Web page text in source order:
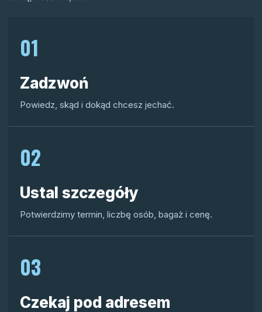
01
Zadzwoń
Powiedz, skąd i dokąd chcesz jechać.
02
Ustal szczegóły
Potwierdzimy termin, liczbę osób, bagaż i cenę.
03
Czekaj pod adresem